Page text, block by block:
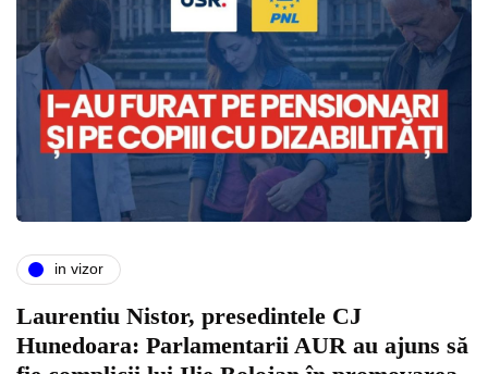
in vizor
Laurentiu Nistor, presedintele CJ
Hunedoara: Parlamentarii AUR au ajuns să